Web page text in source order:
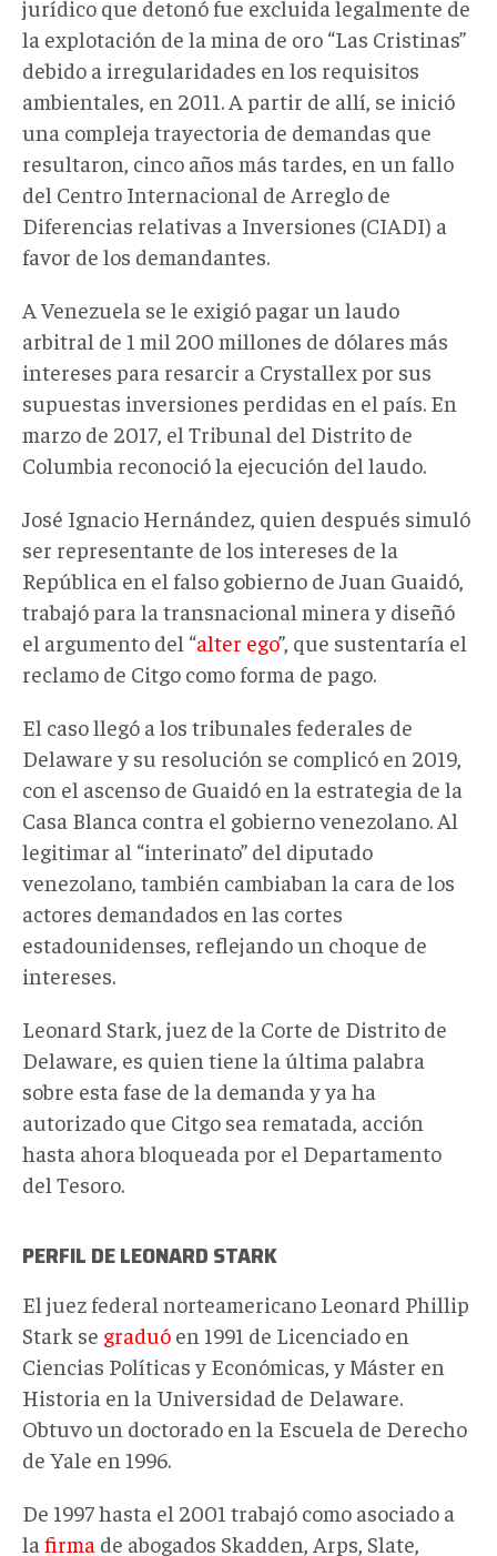
jurídico que detonó fue excluida legalmente de
la explotación de la mina de oro “Las Cristinas”
debido a irregularidades en los requisitos
ambientales, en 2011. A partir de allí, se inició
una compleja trayectoria de demandas que
resultaron, cinco años más tardes, en un fallo
del Centro Internacional de Arreglo de
Diferencias relativas a Inversiones (CIADI) a
favor de los demandantes.
A Venezuela se le exigió pagar un laudo
arbitral de 1 mil 200 millones de dólares más
intereses para resarcir a Crystallex por sus
supuestas inversiones perdidas en el país. En
marzo de 2017, el Tribunal del Distrito de
Columbia reconoció la ejecución del laudo.
José Ignacio Hernández, quien después simuló
ser representante de los intereses de la
República en el falso gobierno de Juan Guaidó,
trabajó para la transnacional minera y diseñó
el argumento del “alter ego”, que sustentaría el
reclamo de Citgo como forma de pago.
El caso llegó a los tribunales federales de
Delaware y su resolución se complicó en 2019,
con el ascenso de Guaidó en la estrategia de la
Casa Blanca contra el gobierno venezolano. Al
legitimar al “interinato” del diputado
venezolano, también cambiaban la cara de los
actores demandados en las cortes
estadounidenses, reflejando un choque de
intereses.
Leonard Stark, juez de la Corte de Distrito de
Delaware, es quien tiene la última palabra
sobre esta fase de la demanda y ya ha
autorizado que Citgo sea rematada, acción
hasta ahora bloqueada por el Departamento
del Tesoro.
PERFIL DE LEONARD STARK
El juez federal norteamericano Leonard Phillip
Stark se graduó en 1991 de Licenciado en
Ciencias Políticas y Económicas, y Máster en
Historia en la Universidad de Delaware.
Obtuvo un doctorado en la Escuela de Derecho
de Yale en 1996.
De 1997 hasta el 2001 trabajó como asociado a
la firma de abogados Skadden, Arps, Slate,